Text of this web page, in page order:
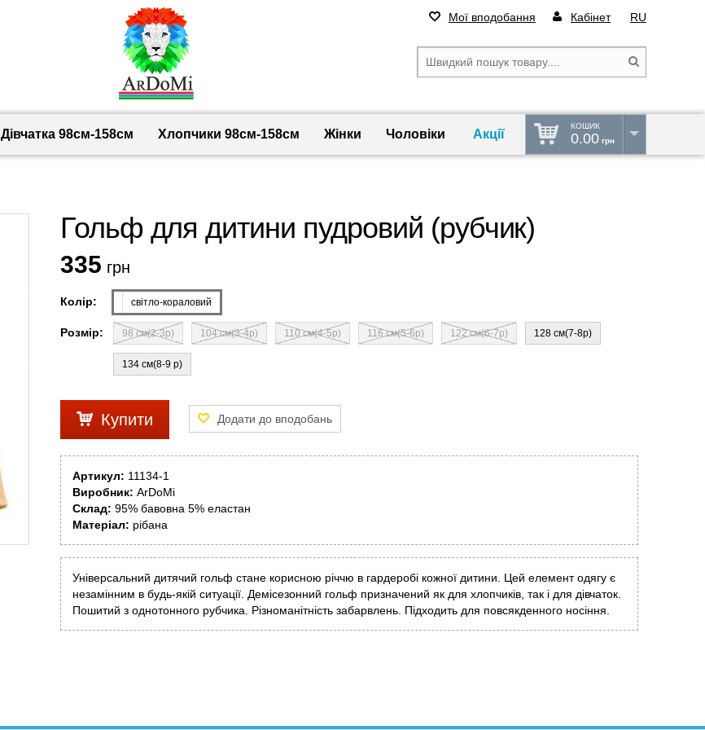
Мої вподобання Кабінет RU
Дівчатка 98cм-158см Хлопчики 98см-158см Жінки Чоловіки Акції
КОШИК
0.00 грн
Гольф для дитини пудровий (рубчик)
335 грн
Колір: світло-кораловий
Розмір: 98 см(2-3р) 104 см(3-4р) 110 см(4-5р) 116 см(5-6р) 122 см(6-7р) 128 см(7-8р)
134 см(8-9 р)
Купити
Артикул: 11134-1
Виробник: ArDoMi
Склад: 95% бавовна 5% еластан
Матеріал: рібана
Універсальний дитячий гольф стане корисною річчю в гардеробі кожної дитини. Цей елемент одягу є
незамінним в будь-якій ситуації. Демісезонний гольф призначений як для хлопчиків, так і для дівчаток.
Пошитий з однотонного рубчика. Різноманітність забарвлень. Підходить для повсякденного носіння.